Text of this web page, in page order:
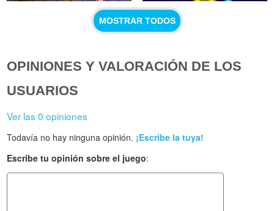
MOSTRAR TODOS
OPINIONES Y VALORACIÓN DE LOS
USUARIOS
Ver las 0 opiniones
Todavía no hay ninguna opinión. ¡Escribe la tuya!
Escribe tu opinión sobre el juego: